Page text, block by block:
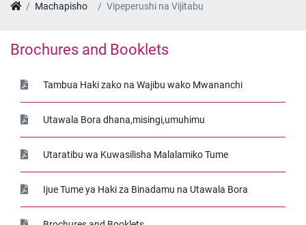
Machapisho Vipeperushi na Vijitabu
Brochures and Booklets
Tambua Haki zako na Wajibu wako Mwananchi
Utawala Bora dhana,misingi,umuhimu
Utaratibu wa Kuwasilisha Malalamiko Tume
Ijue Tume ya Haki za Binadamu na Utawala Bora